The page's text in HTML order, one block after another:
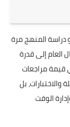
دراسة المنهج مرة
العام إلى قدرة
قيمة مراجعات
والاختبارات، بل
الوقت